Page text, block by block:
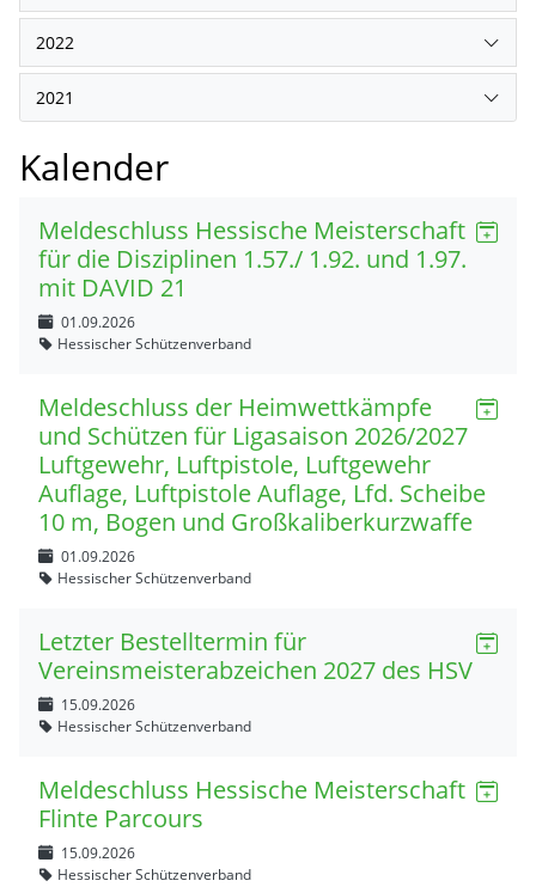
2022
2021
Kalender
Meldeschluss Hessische Meisterschaft
für die Disziplinen 1.57./ 1.92. und 1.97.
mit DAVID 21
01.09.2026
Hessischer Schützenverband
Meldeschluss der Heimwettkämpfe
und Schützen für Ligasaison 2026/2027
Luftgewehr, Luftpistole, Luftgewehr
Auflage, Luftpistole Auflage, Lfd. Scheibe
10 m, Bogen und Großkaliberkurzwaffe
01.09.2026
Hessischer Schützenverband
Letzter Bestelltermin für
Vereinsmeisterabzeichen 2027 des HSV
15.09.2026
Hessischer Schützenverband
Meldeschluss Hessische Meisterschaft
Flinte Parcours
15.09.2026
Hessischer Schützenverband